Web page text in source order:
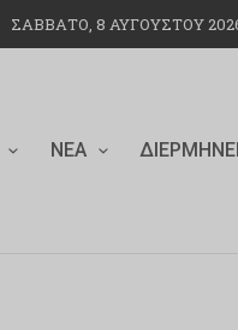
ΣΆΒΒΑΤΟ, 8 ΑΥΓΟΎΣΤΟΥ
ΝΈΑ